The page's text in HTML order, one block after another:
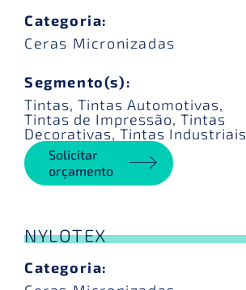
Categoria:
Ceras Micronizadas
Segmento(s):
Tintas, Tintas Automotivas,
Tintas de Impressão, Tintas
Decorativas,Tintas Industriais
Solicitar
orçamento
NYLOTEX
Categoria: